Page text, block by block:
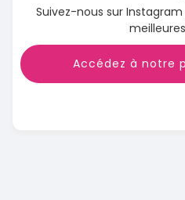
Suivez-nous sur
Accédez à notre